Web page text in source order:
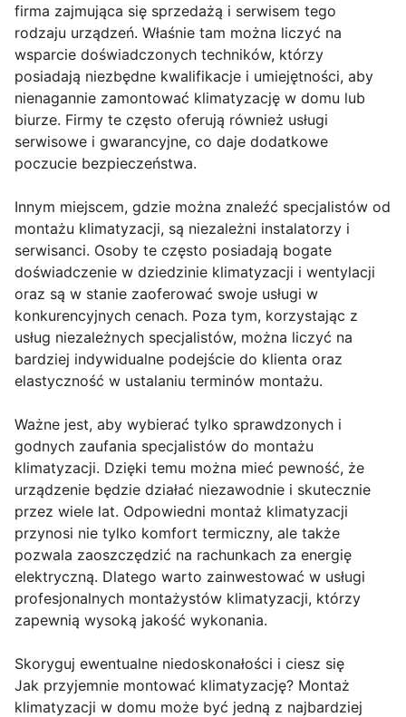
firma zajmująca się sprzedażą i serwisem tego
rodzaju urządzeń. Właśnie tam można liczyć na
wsparcie doświadczonych techników, którzy
posiadają niezbędne kwalifikacje i umiejętności, aby
nienagannie zamontować klimatyzację w domu lub
biurze. Firmy te często oferują również usługi
serwisowe i gwarancyjne, co daje dodatkowe
poczucie bezpieczeństwa.
Innym miejscem, gdzie można znaleźć specjalistów od
montażu klimatyzacji, są niezależni instalatorzy i
serwisanci. Osoby te często posiadają bogate
doświadczenie w dziedzinie klimatyzacji i wentylacji
oraz są w stanie zaoferować swoje usługi w
konkurencyjnych cenach. Poza tym, korzystając z
usług niezależnych specjalistów, można liczyć na
bardziej indywidualne podejście do klienta oraz
elastyczność w ustalaniu terminów montażu.
Ważne jest, aby wybierać tylko sprawdzonych i
godnych zaufania specjalistów do montażu
klimatyzacji. Dzięki temu można mieć pewność, że
urządzenie będzie działać niezawodnie i skutecznie
przez wiele lat. Odpowiedni montaż klimatyzacji
przynosi nie tylko komfort termiczny, ale także
pozwala zaoszczędzić na rachunkach za energię
elektryczną. Dlatego warto zainwestować w usługi
profesjonalnych montażystów klimatyzacji, którzy
zapewnią wysoką jakość wykonania.
Skoryguj ewentualne niedoskonałości i ciesz się
Jak przyjemnie montować klimatyzację? Montaż
klimatyzacji w domu może być jedną z najbardziej